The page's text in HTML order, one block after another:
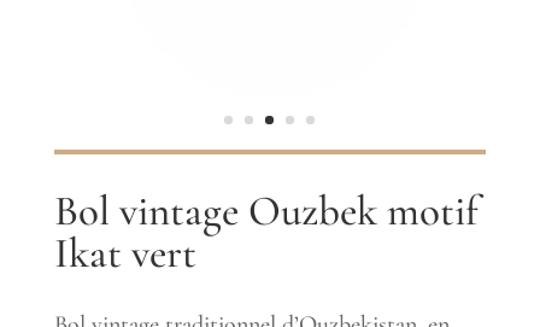
Bol vintage Ouzbek motif
Ikat vert